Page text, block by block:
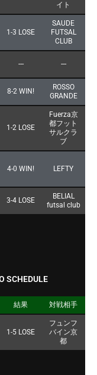
イト
1-3 LOSE
SAUDE
FUTSAL
CLUB
--- ---
8-2 WIN!
ROSSO
GRANDE
1-2 LOSE
Fuerza京
都フット
サルクラ
ブ
4-0 WIN! LEFTY
3-4 LOSE
BELIAL
futsal club
SCHEDULE
結果 対戦相手
1-5 LOSE
フュンフ
バイン京
都